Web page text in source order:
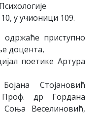
у учионици 109.
одржаће приступно
доцента,
поетике Артура
Стојановић
Проф. др Гордана
Веселиновић,